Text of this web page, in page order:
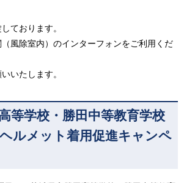
ております。
風除室内）のインターフォンをご利用くだ
いたします。
等学校・勝田中等教育学校
ルメット着用促進キャンペ